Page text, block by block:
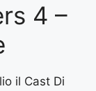
4 –
il Cast Di